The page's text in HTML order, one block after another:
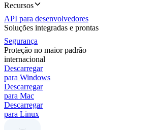
Recursos
API para desenvolvedores
Soluções integradas e prontas
Segurança
Proteção no maior padrão
internacional
Descarregar
para Windows
Descarregar
para Mac
Descarregar
para Linux